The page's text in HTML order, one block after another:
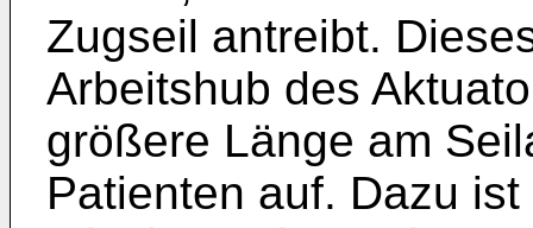
Zugseil antreibt.
Arbeitshub des
größere Länge am
Patienten auf. Dazu